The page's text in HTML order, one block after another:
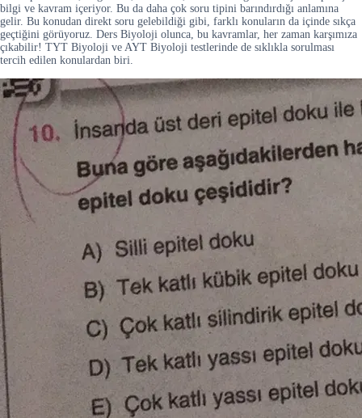
bilgi ve kavram içeriyor. Bu da daha çok soru tipini barındırdığı anlamına
gelir. Bu konudan direkt soru gelebildiği gibi, farklı konuların da içinde sıkça
geçtiğini görüyoruz. Ders Biyoloji olunca, bu kavramlar, her zaman karşımıza
çıkabilir! TYT Biyoloji ve AYT Biyoloji testlerinde de sıklıkla sorulması
tercih edilen konulardan biri.